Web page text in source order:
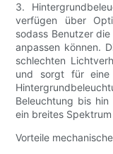
3.
verfügen über
sodass Benutzer
anpassen können.
schlechten
und sorgt für eine
Beleuchtung bis
ein breites
Vorteile